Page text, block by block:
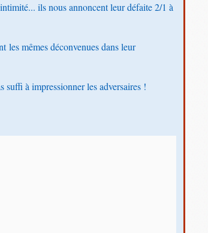
ils nous annoncent leur défaite 2/1 à
les mêmes déconvenues dans leur
à impressionner les adversaires !